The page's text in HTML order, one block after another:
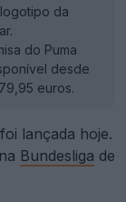
da
do Puma
desde
euros.
foi lançada hoje.
Bundesliga de